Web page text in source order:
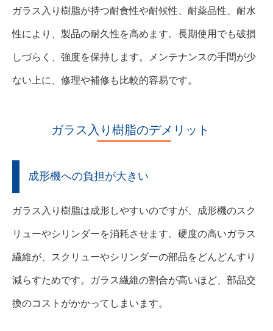
ガラス入り樹脂が持つ耐食性や耐候性、耐薬品性、耐水
性により、製品の耐久性を高めます。長期使用でも破損
しづらく、強度を保持します。メンテナンスの手間が少
ない上に、修理や補修も比較的容易です。
ガラス入り樹脂のデメリット
成形機への負担が大きい
ガラス入り樹脂は成形しやすいのですが、成形機のスク
リューやシリンダーを消耗させます。硬度の高いガラス
繊維が、スクリューやシリンダーの部品をどんどんすり
減らすためです。ガラス繊維の割合が高いほど、部品交
換のコストがかかってしまいます。